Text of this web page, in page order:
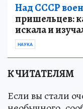
Над СССР
пришельцев:
искала и
НАУКА
К ЧИТАТЕЛЯМ
Если вы стали